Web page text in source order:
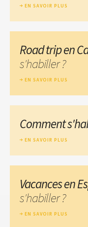
EN SAVOIR PLUS
Road trip en
s'habiller ?
EN SAVOIR PLUS
Comment
EN SAVOIR PLUS
Vacances en
s'habiller ?
EN SAVOIR PLUS